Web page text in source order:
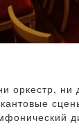
оркестр,